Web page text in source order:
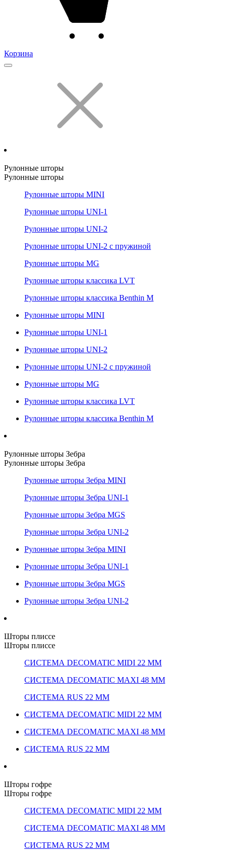
Корзина
Рулонные шторы
Рулонные шторы
Рулонные шторы MINI
Рулонные шторы UNI-1
Рулонные шторы UNI-2
Рулонные шторы UNI-2 с пружиной
Рулонные шторы MG
Рулонные шторы классика LVT
Рулонные шторы классика Benthin M
Рулонные шторы MINI
Рулонные шторы UNI-1
Рулонные шторы UNI-2
Рулонные шторы UNI-2 с пружиной
Рулонные шторы MG
Рулонные шторы классика LVT
Рулонные шторы классика Benthin M
Рулонные шторы Зебра
Рулонные шторы Зебра
Рулонные шторы Зебра MINI
Рулонные шторы Зебра UNI-1
Рулонные шторы Зебра MGS
Рулонные шторы Зебра UNI-2
Рулонные шторы Зебра MINI
Рулонные шторы Зебра UNI-1
Рулонные шторы Зебра MGS
Рулонные шторы Зебра UNI-2
Шторы плиссе
Шторы плиссе
СИСТЕМА DECOMATIC MIDI 22 ММ
СИСТЕМА DECOMATIC MAXI 48 ММ
СИСТЕМА RUS 22 ММ
СИСТЕМА DECOMATIC MIDI 22 ММ
СИСТЕМА DECOMATIC MAXI 48 ММ
СИСТЕМА RUS 22 ММ
Шторы гофре
Шторы гофре
СИСТЕМА DECOMATIC MIDI 22 ММ
СИСТЕМА DECOMATIC MAXI 48 ММ
СИСТЕМА RUS 22 ММ